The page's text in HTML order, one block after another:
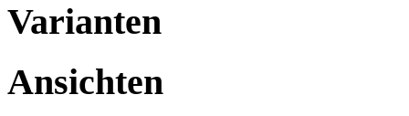
Varianten
Ansichten